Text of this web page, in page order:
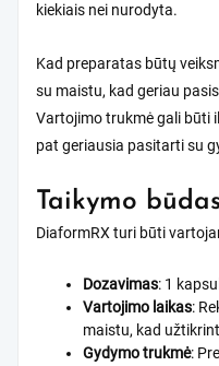
kiekiais nei nurodyta.
Kad preparatas būtų
su maistu, kad geriau
Vartojimo trukmė gali būti
pat geriausia pasitarti su
Taikymo
DiaformRX turi būti
Dozavimas: 1
Vartojimo laikas:
maistu, kad
Gydymo trukmė: